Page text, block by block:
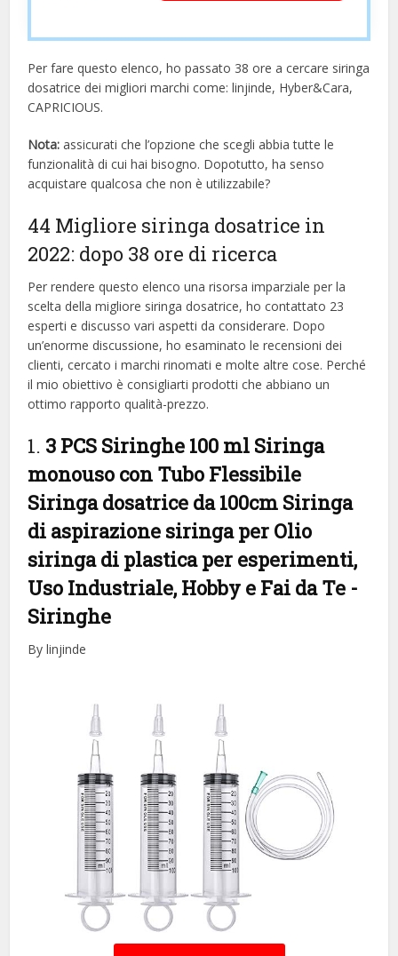
Per fare questo elenco, ho passato 38 ore a cercare siringa
dosatrice dei migliori marchi come: linjinde, Hyber&Cara,
CAPRICIOUS.
Nota: assicurati che l’opzione che scegli abbia tutte le
funzionalità di cui hai bisogno. Dopotutto, ha senso
acquistare qualcosa che non è utilizzabile?
44 Migliore siringa dosatrice in
2022: dopo 38 ore di ricerca
Per rendere questo elenco una risorsa imparziale per la
scelta della migliore siringa dosatrice, ​​ho contattato 23
esperti e discusso vari aspetti da considerare. Dopo
un’enorme discussione, ho esaminato le recensioni dei
clienti, cercato i marchi rinomati e molte altre cose. Perché
il mio obiettivo è consigliarti prodotti che abbiano un
ottimo rapporto qualità-prezzo.
1. 3 PCS Siringhe 100 ml Siringa
monouso con Tubo Flessibile
Siringa dosatrice da 100cm Siringa
di aspirazione siringa per Olio
siringa di plastica per esperimenti,
Uso Industriale, Hobby e Fai da Te -
Siringhe
By linjinde